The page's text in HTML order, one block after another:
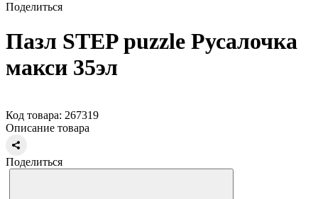
Поделиться
Пазл STEP puzzle Русалочка
макси 35эл
Код товара: 267319
Описание товара
Поделиться